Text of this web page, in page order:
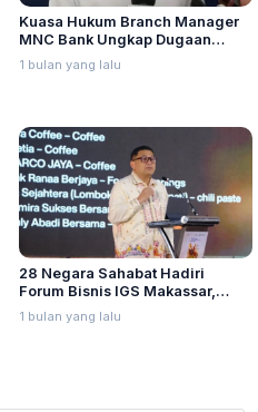
Kuasa Hukum Branch Manager
MNC Bank Ungkap Dugaan
Penganiayaan oleh Hary Tanoe
di MNC Towe
1 bulan yang lalu
28 Negara Sahabat Hadiri
Forum Bisnis IGS Makassar,
Munafri Tawarkan Investasi
Stadion Untia
1 bulan yang lalu